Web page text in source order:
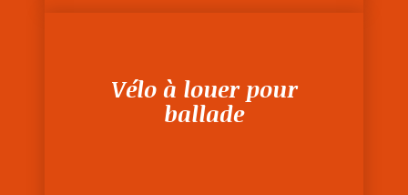
Vélo à louer pour
ballade